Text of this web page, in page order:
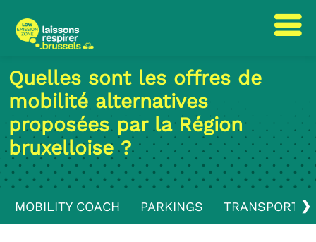
au
contenu
la
navigation
Quelles sont les offres de
mobilité alternatives
proposées par la Région
bruxelloise ?
❯
MOBILITY COACH PARKINGS TRANSPORTS